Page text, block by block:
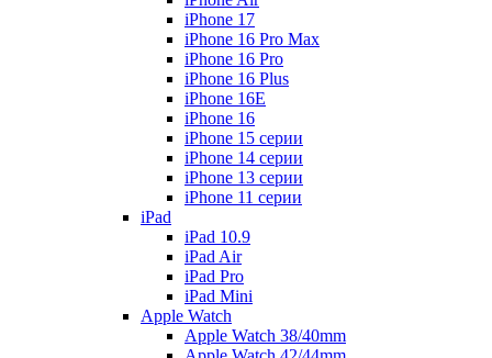
iPhone 17
iPhone 16 Pro Max
iPhone 16 Pro
iPhone 16 Plus
iPhone 16E
iPhone 16
iPhone 15 серии
iPhone 14 серии
iPhone 13 серии
iPhone 11 серии
iPad
iPad 10.9
iPad Air
iPad Pro
iPad Mini
Apple Watch
Apple Watch 38/40mm